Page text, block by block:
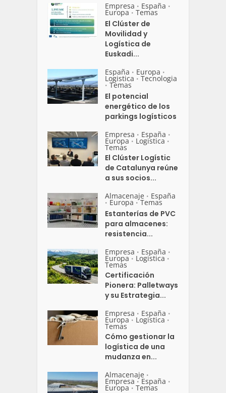
Empresa • España •
Europa • Temas
El Clúster de
Movilidad y
Logística de
Euskadi...
España • Europa •
Logistica • Tecnologia
• Temas
El potencial
energético de los
parkings logísticos
Empresa • España •
Europa • Logistica •
Temas
El Clúster Logístic
de Catalunya reúne
a sus socios...
Almacenaje • España
• Europa • Temas
Estanterías de PVC
para almacenes:
resistencia...
Empresa • España •
Europa • Logistica •
Temas
Certificación
Pionera: Palletways
y su Estrategia...
Empresa • España •
Europa • Logistica •
Temas
Cómo gestionar la
logística de una
mudanza en...
Almacenaje •
Empresa • España •
Europa • Temas